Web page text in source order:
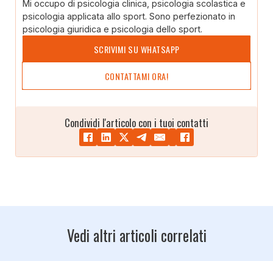
Mi occupo di psicologia clinica, psicologia scolastica e
psicologia applicata allo sport. Sono perfezionato in
psicologia giuridica e psicologia dello sport.
SCRIVIMI SU WHATSAPP
CONTATTAMI ORA!
Condividi l'articolo con i tuoi contatti
Vedi altri articoli correlati